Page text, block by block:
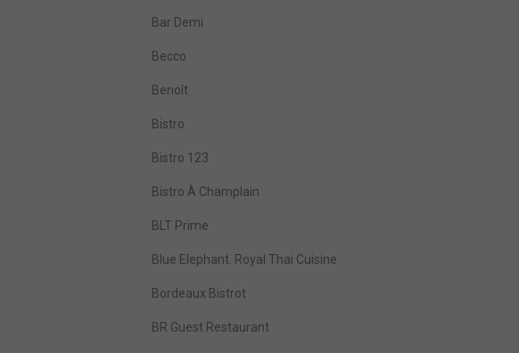
Bar Demi
Becco
Benoît
Bistro
Bistro 123
Bistro À Champlain
BLT Prime
Blue Elephant. Royal Thai Cuisine
Bordeaux Bistrot
BR Guest Restaurant